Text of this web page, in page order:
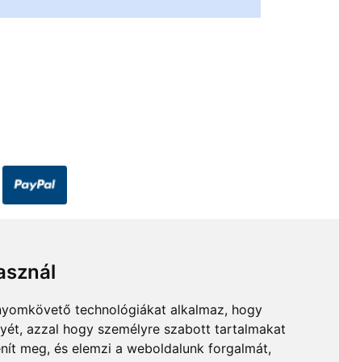
technológiákat alkalmaz, hogy
azzal hogy személyre szabott tartalmakat
meg, és elemzi a weboldalunk forgalmát,